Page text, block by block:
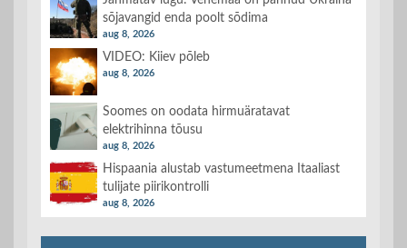
sõjavangid enda poolt sõdima
aug 8, 2026
VIDEO: Kiiev põleb
aug 8, 2026
Soomes on oodata hirmuäratavat
elektrihinna tõusu
aug 8, 2026
Hispaania alustab vastumeetmena Itaaliast
tulijate piirikontrolli
aug 8, 2026